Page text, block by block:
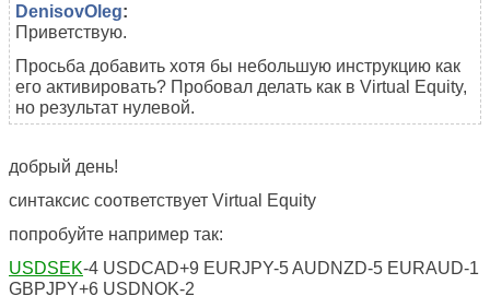
DenisovOleg:
Приветствую.
Просьба добавить хотя бы небольшую инструкцию как
его активировать? Пробовал делать как в Virtual Equity,
но результат нулевой.
добрый день!
синтаксис соответствует Virtual Equity
попробуйте например так:
USDSEK-4 USDCAD+9 EURJPY-5 AUDNZD-5 EURAUD-1
GBPJPY+6 USDNOK-2